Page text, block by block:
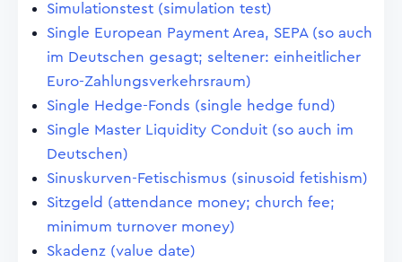
Simulationstest (simulation test)
Single European Payment Area, SEPA (so auch
im Deutschen gesagt; seltener: einheitlicher
Euro-Zahlungsverkehrsraum)
Single Hedge-Fonds (single hedge fund)
Single Master Liquidity Conduit (so auch im
Deutschen)
Sinuskurven-Fetischismus (sinusoid fetishism)
Sitzgeld (attendance money; church fee;
minimum turnover money)
Skadenz (value date)